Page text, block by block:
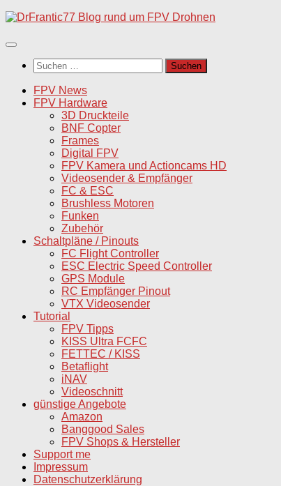
Unter
Inhalt
Suchen
nach:
FPV News
FPV Hardware
3D Druckteile
BNF Copter
Frames
Digital FPV
FPV Kamera und Actioncams HD
Videosender & Empfänger
FC & ESC
Brushless Motoren
Funken
Zubehör
Schaltpläne / Pinouts
FC Flight Controller
ESC Electric Speed Controller
GPS Module
RC Empfänger Pinout
VTX Videosender
Tutorial
FPV Tipps
KISS Ultra FCFC
FETTEC / KISS
Betaflight
iNAV
Videoschnitt
günstige Angebote
Amazon
Banggood Sales
FPV Shops & Hersteller
Support me
Impressum
Datenschutzerklärung